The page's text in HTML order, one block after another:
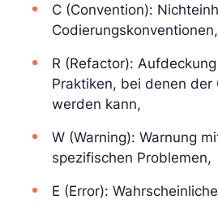
C (Convention):
Codierungskonventionen,
R (Refactor):
Praktiken, bei denen
werden kann,
W (Warning): Warnung
spezifischen Problemen,
E (Error):